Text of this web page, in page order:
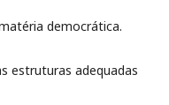
democrática.
estruturas adequadas